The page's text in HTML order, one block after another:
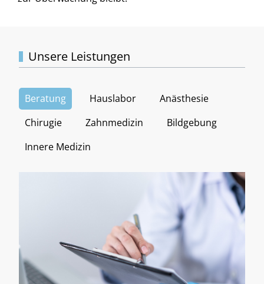
Unsere Leistungen
Beratung Hauslabor
Anästhesie
Chirugie
Zahnmedizin
Bildgebung
Innere Medizin